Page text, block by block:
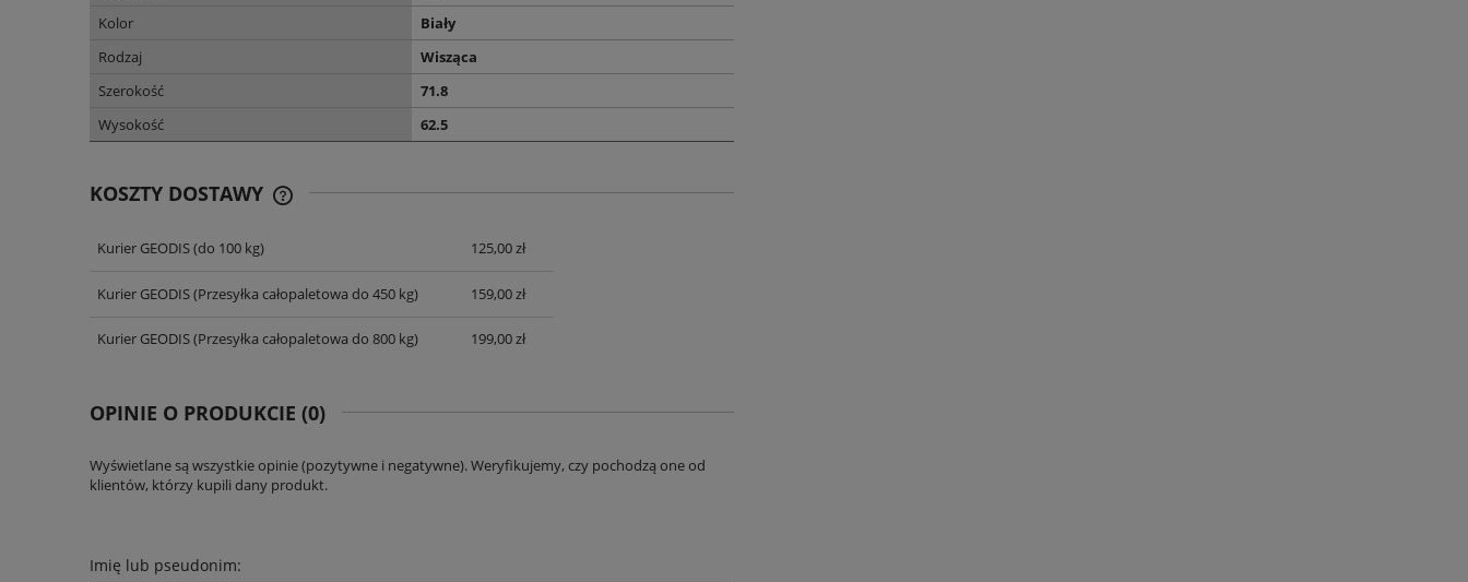
Kolor
Biały
Rodzaj
Wisząca
Szerokość
71.8
Wysokość
62.5
KOSZTY DOSTAWY
CENA NIE ZAWIERA EWENTUALNYCH
Kurier GEODIS(do 100 kg) 125,00 zł
Kurier GEODIS(Przesyłka całopaletowa do 450 kg) 159,00 zł
Kurier GEODIS(Przesyłka całopaletowa do 800 kg) 199,00 zł
OPINIE O PRODUKCIE (0)
Wyświetlane są wszystkie opinie (pozytywne i negatywne). Weryfikujemy, czy pochodzą one od
klientów, którzy kupili dany produkt.
Imię lub pseudonim: